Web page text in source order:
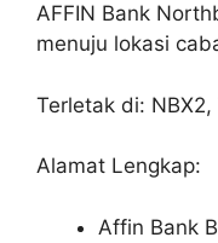
AFFIN Bank
menuju lokasi
Terletak di:
Alamat Lengkap:
Affin Bank